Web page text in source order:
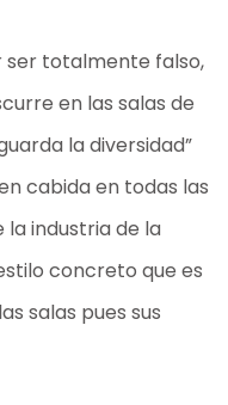
ser totalmente falso,
en las salas de
la diversidad”
cabida en todas las
la industria de la
concreto que es
salas pues sus